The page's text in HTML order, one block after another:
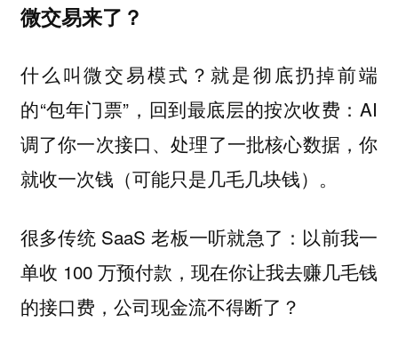
微交易来了？
什么叫微交易模式？就是彻底扔掉前端
的“包年门票”，回到最底层的按次收费：AI
调了你一次接口、处理了一批核心数据，你
就收一次钱（可能只是几毛几块钱）。
很多传统 SaaS 老板一听就急了：以前我一
单收 100 万预付款，现在你让我去赚几毛钱
的接口费，公司现金流不得断了？